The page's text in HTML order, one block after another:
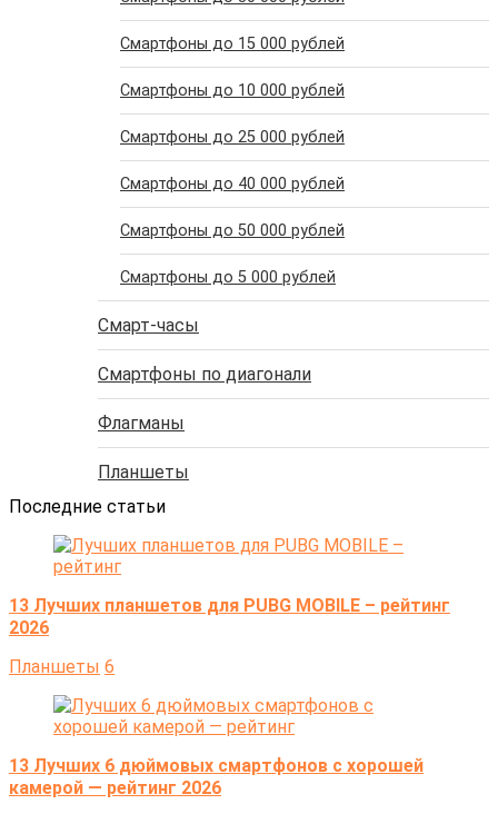
Cмартфоны до 15 000 рублей
Cмартфоны до 10 000 рублей
Cмартфоны до 25 000 рублей
Cмартфоны до 40 000 рублей
Cмартфоны до 50 000 рублей
Cмартфоны до 5 000 рублей
Смарт-часы
Смартфоны по диагонали
Флагманы
Планшеты
Последние статьи
13 Лучших планшетов для PUBG MOBILE – рейтинг
2026
Планшеты 6
13 Лучших 6 дюймовых смартфонов с хорошей
камерой — рейтинг 2026